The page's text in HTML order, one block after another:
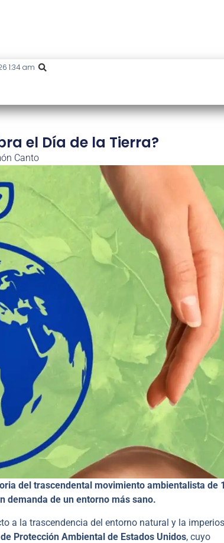
1:34 am
el Día de la Tierra?
Canto
del trascendental movimiento ambientalista de
demanda de un entorno más sano.
a la trascendencia del entorno natural y la
Protección Ambiental de Estados Unidos, cuyo